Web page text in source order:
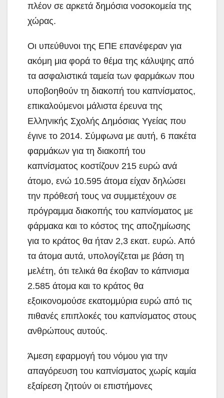
πλέον σε αρκετά δημόσια νοσοκομεία της
χώρας.
Οι υπεύθυνοι της ΕΠΕ επανέφεραν για
ακόμη μια φορά το θέμα της κάλυψης από
τα ασφαλιστικά ταμεία των φαρμάκων που
υποβοηθούν τη διακοπή του καπνίσματος,
επικαλούμενοι μάλιστα έρευνα της
Ελληνικής Σχολής Δημόσιας Υγείας που
έγινε το 2014. Σύμφωνα με αυτή, 6 πακέτα
φαρμάκων για τη διακοπή του
καπνίσματος κοστίζουν 215 ευρώ ανά
άτομο, ενώ 10.595 άτομα είχαν δηλώσει
την πρόθεσή τους να συμμετέχουν σε
πρόγραμμα διακοπής του καπνίσματος με
φάρμακα και το κόστος της αποζημίωσης
για το κράτος θα ήταν 2,3 εκατ. ευρώ. Από
τα άτομα αυτά, υπολογίζεται με βάση τη
μελέτη, ότι τελικά θα έκοβαν το κάπνισμα
2.585 άτομα και το κράτος θα
εξοικονομούσε εκατομμύρια ευρώ από τις
πιθανές επιπλοκές του καπνίσματος στους
ανθρώπους αυτούς.
Άμεση εφαρμογή του νόμου για την
απαγόρευση του καπνίσματος χωρίς καμία
εξαίρεση ζητούν οι επιστήμονες